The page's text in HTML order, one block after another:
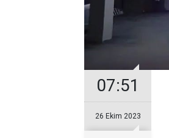
07:51
26 Ekim 2023